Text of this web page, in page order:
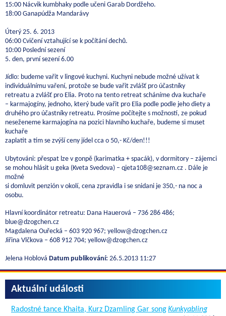
15:00 Nácvik kumbhaky podle učeni Garab Dordžeho.
18:00 Ganapúdža Mandarávy
Úterý 25. 6. 2013
06:00 Cvičení vztahující se k počítání dechů.
10:00 Poslední sezení
5. den, první sezení 6.00
Jídlo: budeme vařit v lingové kuchyni. Kuchyni nebude možné užívat k
individuálnímu vaření, protože se bude vařit zvlášť pro účastníky
retreatu a zvlášť pro Elia. Proto na tento retreat scháníme dva kuchaře
– karmajogíny, jednoho, který bude vařit pro Elia podle podle jeho diety a
druhého pro účastníky retreatu. Prosíme počítejte s možností, ze pokud
neseženeme karmajogína na pozici hlavního kuchaře, budeme si muset
kuchaře
zaplatit a tím se zvýší ceny jídel cca o 50,- Kč/den!!!
Ubytováni: přespat lze v gonpě (karimatka + spacák), v dormitory – zájemci
se mohou hlásit u geka (Kveta Svedova) – qjeta108@seznam.cz . Dále je
možné
si domluvit penzión v okolí, cena zpravidla i se snidani je 350,- na noc a
osobu.
Hlavní koordinátor retreatu: Dana Hauerová – 736 286 486;
blue@dzogchen.cz
Magdalena Ouřecká – 603 920 967; yellow@dzogchen.cz
Jiřina Vlčkova – 608 912 704; yellow@dzogchen.cz
Jelena Hoblová Datum publikování: 26.5.2013 11:27
Aktuální události
Radostné tance Khaita, Kurz Dzamling Gar songKunkyabling